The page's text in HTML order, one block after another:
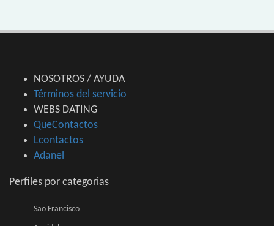
NOSOTROS / AYUDA
Términos del servicio
WEBS DATING
QueContactos
Lcontactos
Adanel
Perfiles por categorias
São Francisco